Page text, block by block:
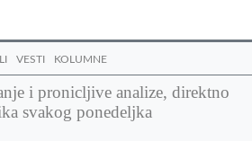
VESTI KOLUMNE
i pronicljive analize, direktno
svakog ponedeljka